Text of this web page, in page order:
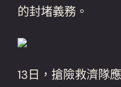
的封堵義務。
13日，搶險救濟隊